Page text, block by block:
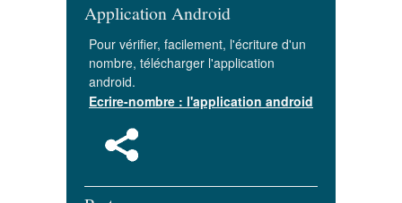
Application Android
Pour vérifier, facilement, l'écriture d'un
nombre, télécharger l'application
android.
Ecrire-nombre : l'application android